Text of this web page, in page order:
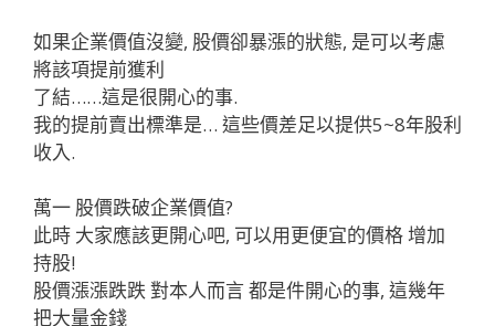
如果企業價值沒變, 股價卻暴漲的狀態, 是可以考慮
將該項提前獲利
了結……這是很開心的事.
我的提前賣出標準是… 這些價差足以提供5~8年股利
收入.
萬一 股價跌破企業價值?
此時 大家應該更開心吧, 可以用更便宜的價格 增加
持股!
股價漲漲跌跌 對本人而言 都是件開心的事, 這幾年
把大量金錢